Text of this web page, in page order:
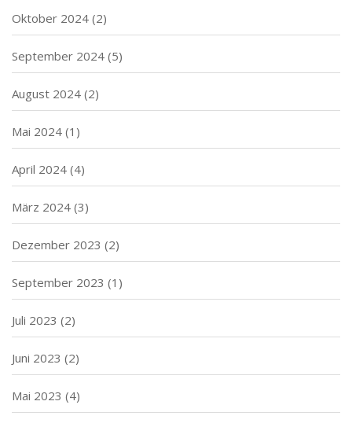
Oktober 2024 (2)
September 2024 (5)
August 2024 (2)
Mai 2024 (1)
April 2024 (4)
März 2024 (3)
Dezember 2023 (2)
September 2023 (1)
Juli 2023 (2)
Juni 2023 (2)
Mai 2023 (4)